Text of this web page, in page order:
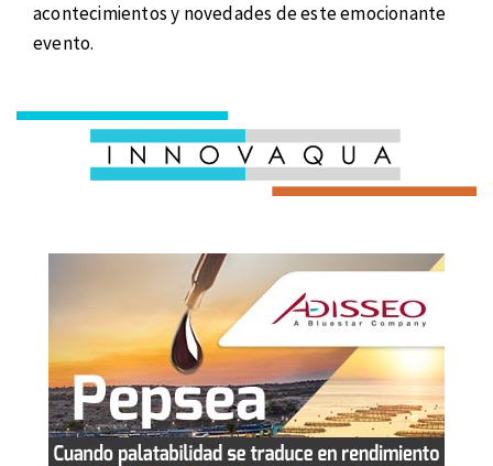
acontecimientos y novedades de este emocionante
evento.